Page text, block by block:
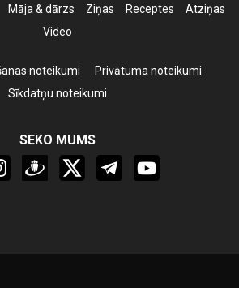
Māja & dārzs Ziņas Receptes
Atziņas
Video
noteikumi
Privātuma noteikumi
Sīkdatņu noteikumi
SEKO MUMS